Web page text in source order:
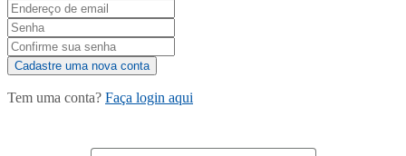
Tem uma conta? Faça login aqui